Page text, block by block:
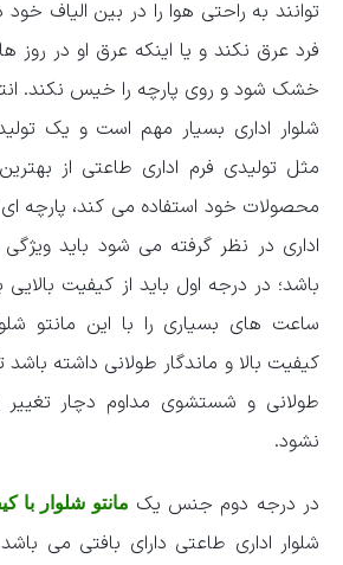
توانند به راحتی هوا را در بین الیاف خود
فرد عرق نکند و یا اینکه عرق او در روز
خشک شود و روی پارچه را خیس نکند.
شلوار اداری بسیار مهم است و یک
مثل تولیدی فرم اداری طاعتی از
محصولات خود استفاده می کند، پارچه
اداری در نظر گرفته می شود باید
باشد؛ در درجه اول باید از کیفیت بالایی
ساعت های بسیاری را با این مانتو
کیفیت بالا و ماندگار طولانی داشته
طولانی و شستشوی مداوم دچار
نشود.
در درجه دوم جنس یک مانتو شلوار با
شلوار اداری طاعتی دارای بافتی می